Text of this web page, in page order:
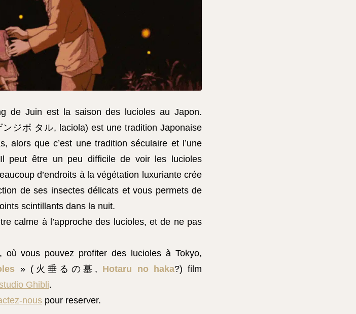
de Juin est la saison des lucioles au Japon.
ンジボ タル, laciola) est une tradition Japonaise
alors que c’est une tradition séculaire et l’une
peut être un peu difficile de voir les lucioles
d’endroits à la végétation luxuriante crée
de ses insectes délicats et vous permets de
scintillants dans la nuit.
calme à l’approche des lucioles, et de ne pas
où vous pouvez profiter des lucioles à Tokyo,
» (火垂るの墓, Hotaru no haka?) film
studio Ghibli.
nous pour reserver.